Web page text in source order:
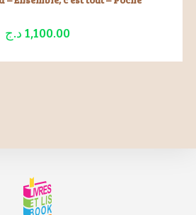
1,100.00 د.ج